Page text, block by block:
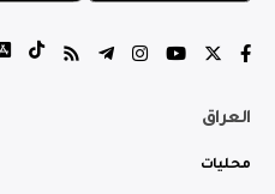
العراق
محليات